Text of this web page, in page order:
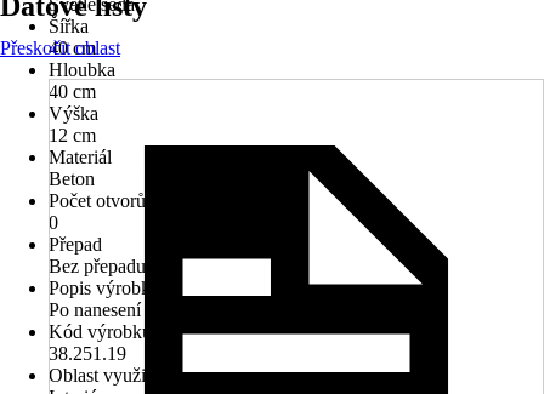
Světle šedá
Šířka
40 cm
Hloubka
40 cm
Výška
12 cm
Materiál
Beton
Počet otvorů na kohout
0
Přepad
Bez přepadu
Popis výrobku
Po nanesení na beton se vytvoří ochranná vrstva. Ta
Kód výrobku
38.251.19
Oblast využití
Přeskočit oblast